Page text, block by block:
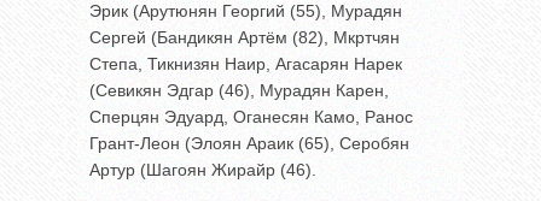
Эрик (Арутюнян Георгий (55), Мурадян
Сергей (Бандикян Артём (82), Мкртчян
Степа, Тикнизян Наир, Агасарян Нарек
(Севикян Эдгар (46), Мурадян Карен,
Сперцян Эдуард, Оганесян Камо, Ранос
Грант-Леон (Элоян Араик (65), Серобян
Артур (Шагоян Жирайр (46).